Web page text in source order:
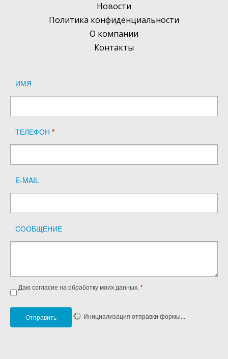
Новости
Политика конфиденциальности
О компании
Контакты
ИМЯ
ТЕЛЕФОН *
E-MAIL
СООБЩЕНИЕ
Даю согласие на обработку моих данных. *
Отправить Инициализация отправки формы...